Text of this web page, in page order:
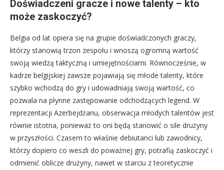
Doświadczeni gracze i nowe talenty – kto
może zaskoczyć?
Belgia od lat opiera się na grupie doświadczonych graczy,
którzy stanowią trzon zespołu i wnoszą ogromną wartość
swoją wiedzą taktyczną i umiejętnościami. Równocześnie, w
kadrze belgijskiej zawsze pojawiają się młode talenty, które
szybko wchodzą do gry i udowadniają swoją wartość, co
pozwala na płynne zastępowanie odchodzących legend. W
reprezentacji Azerbejdżanu, obserwacja młodych talentów jest
równie istotna, ponieważ to oni będą stanowić o sile drużyny
w przyszłości. Czasem to właśnie debiutanci lub zawodnicy,
którzy dopiero co weszli do poważnej gry, potrafią zaskoczyć i
odmienić oblicze drużyny, nawet w starciu z teoretycznie